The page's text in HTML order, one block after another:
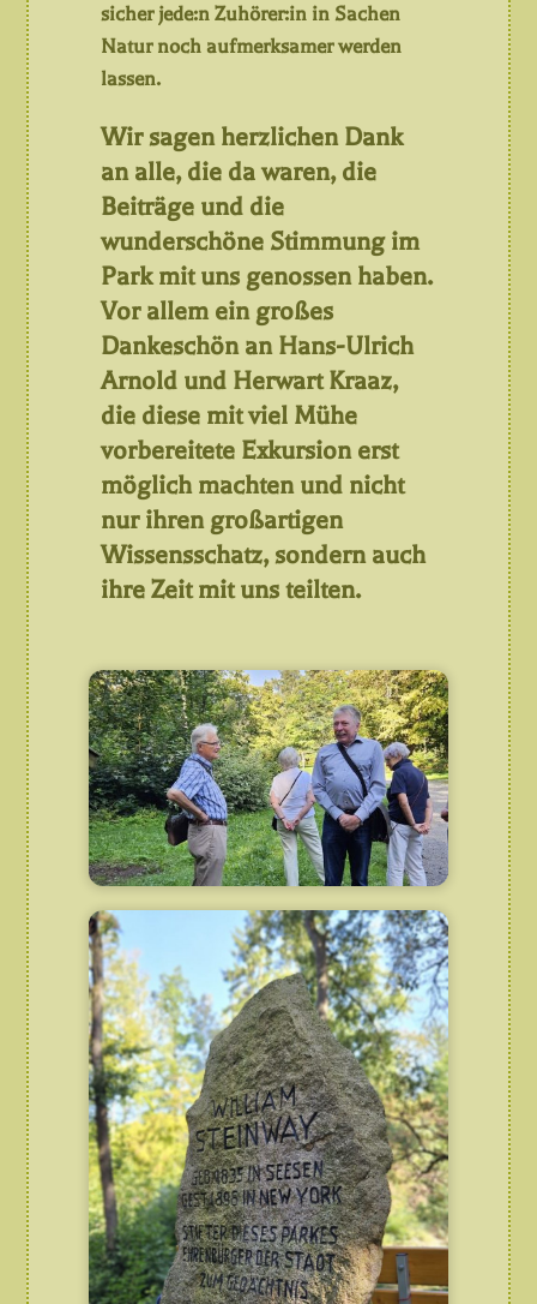
sicher jede:n Zuhörer:in in Sachen
Natur noch aufmerksamer werden
lassen.
Wir sagen herzlichen Dank
an alle, die da waren, die
Beiträge und die
wunderschöne Stimmung im
Park mit uns genossen haben.
Vor allem ein großes
Dankeschön an Hans-Ulrich
Arnold und Herwart Kraaz,
die diese mit viel Mühe
vorbereitete Exkursion erst
möglich machten und nicht
nur ihren großartigen
Wissensschatz, sondern auch
ihre Zeit mit uns teilten.